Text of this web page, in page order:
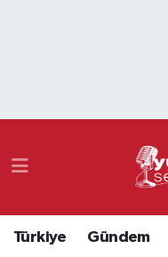
Türkiye Gündem
Namaz Vakitleri
Süper Lig Puan